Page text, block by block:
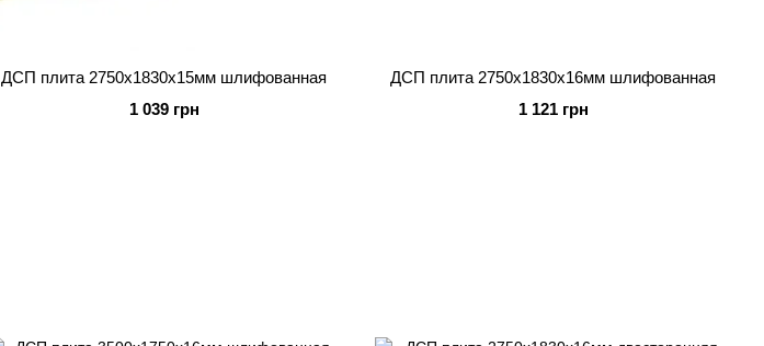
ДСП плита 2750x1830x15мм шлифованная
1 039 грн
ДСП плита 2750x1830x16мм шлифованная
1 121 грн